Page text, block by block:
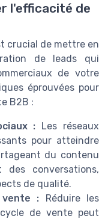
l'efficacité de
crucial de mettre en
de leads qui
de votre
éprouvées pour
B2B :
: Les réseaux
pour atteindre
du contenu
conversations,
de qualité.
vente : Réduire les
de vente peut